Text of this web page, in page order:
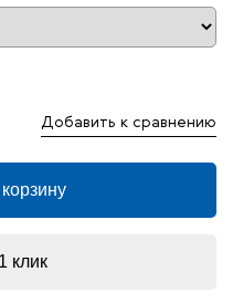
Таблица размеров
Добавить к сравнению
клик